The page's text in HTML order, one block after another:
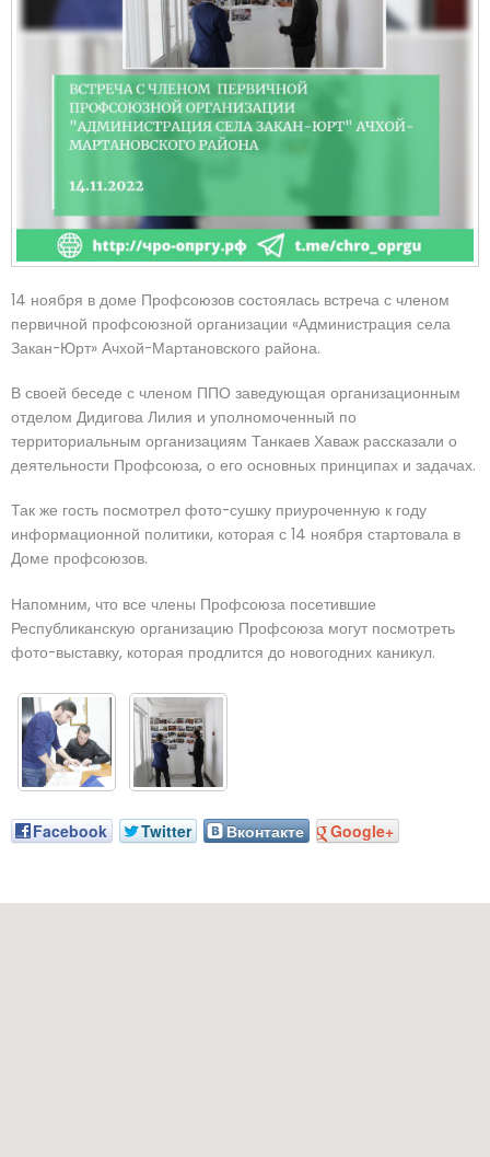
14 ноября в доме Профсоюзов состоялась встреча с членом
первичной профсоюзной организации «Администрация села
Закан-Юрт» Ачхой-Мартановского района.
В своей беседе с членом ППО заведующая организационным
отделом Дидигова Лилия и уполномоченный по
территориальным организациям Танкаев Хаваж рассказали о
деятельности Профсоюза, о его основных принципах и задачах.
Так же гость посмотрел фото-сушку приуроченную к году
информационной политики, которая с 14 ноября стартовала в
Доме профсоюзов.
Напомним, что все члены Профсоюза посетившие
Республиканскую организацию Профсоюза могут посмотреть
фото-выставку, которая продлится до новогодних каникул.
Facebook Twitter Вконтакте Google+